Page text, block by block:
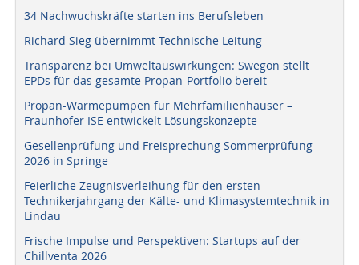
34 Nachwuchskräfte starten ins Berufsleben
Richard Sieg übernimmt Technische Leitung
Transparenz bei Umweltauswirkungen: Swegon stellt
EPDs für das gesamte Propan-Portfolio bereit
Propan-Wärmepumpen für Mehrfamilienhäuser –
Fraunhofer ISE entwickelt Lösungskonzepte
Gesellenprüfung und Freisprechung Sommerprüfung
2026 in Springe
Feierliche Zeugnisverleihung für den ersten
Technikerjahrgang der Kälte- und Klimasystemtechnik in
Lindau
Frische Impulse und Perspektiven: Startups auf der
Chillventa 2026